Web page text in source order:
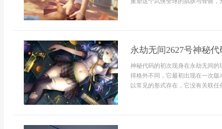
永劫无间2627号神秘
神秘代码的初次现身在永劫无间
得格外不同，它最初出现在一次
以常见的形式存在，它没有关联